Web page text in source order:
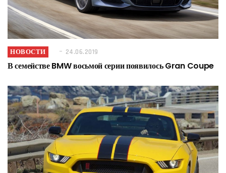
НОВОСТИ 24.06.2019
В семействе BMW восьмой серии появилось Gran Coupe